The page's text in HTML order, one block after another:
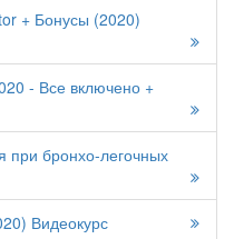
+ Бонусы (2020)
- Все включено +
при бронхо-легочных
Видеокурс